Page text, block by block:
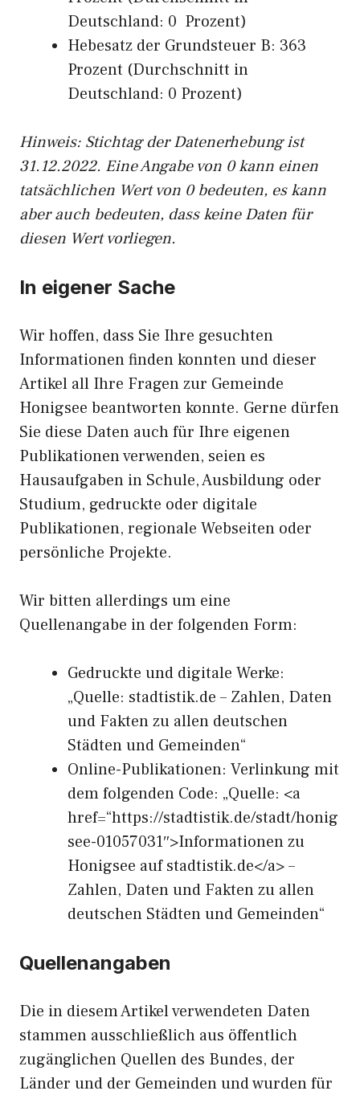
Deutschland: 0 Prozent)
Hebesatz der Grundsteuer B: 363
Prozent (Durchschnitt in
Deutschland: 0 Prozent)
Hinweis: Stichtag der Datenerhebung ist
31.12.2022. Eine Angabe von 0 kann einen
tatsächlichen Wert von 0 bedeuten, es kann
aber auch bedeuten, dass keine Daten für
diesen Wert vorliegen.
In eigener Sache
Wir hoffen, dass Sie Ihre gesuchten
Informationen finden konnten und dieser
Artikel all Ihre Fragen zur Gemeinde
Honigsee beantworten konnte. Gerne dürfen
Sie diese Daten auch für Ihre eigenen
Publikationen verwenden, seien es
Hausaufgaben in Schule, Ausbildung oder
Studium, gedruckte oder digitale
Publikationen, regionale Webseiten oder
persönliche Projekte.
Wir bitten allerdings um eine
Quellenangabe in der folgenden Form:
Gedruckte und digitale Werke:
„Quelle: stadtistik.de – Zahlen, Daten
und Fakten zu allen deutschen
Städten und Gemeinden“
Online-Publikationen: Verlinkung mit
dem folgenden Code: „Quelle: <a
href=“https://stadtistik.de/stadt/honig
see-01057031″>Informationen zu
Honigsee auf stadtistik.de</a> –
Zahlen, Daten und Fakten zu allen
deutschen Städten und Gemeinden“
Quellenangaben
Die in diesem Artikel verwendeten Daten
stammen ausschließlich aus öffentlich
zugänglichen Quellen des Bundes, der
Länder und der Gemeinden und wurden für